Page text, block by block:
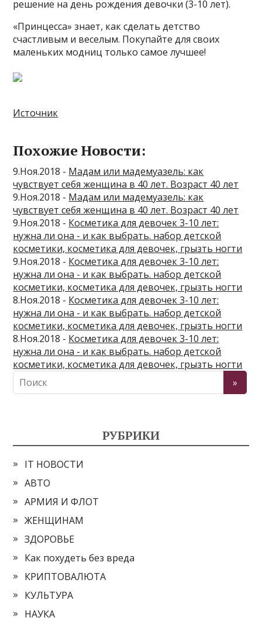
решение на день рождения девочки (3-10 лет).
«Принцесса» знает, как сделать детство
счастливым и веселым. Покупайте для своих
маленьких модниц только самое лучшее!
Источник
Похожие Новости:
9.Ноя.2018 - Мадам или мадемуазель: как
чувствует себя женщина в 40 лет. Возраст 40 лет
9.Ноя.2018 - Мадам или мадемуазель: как
чувствует себя женщина в 40 лет. Возраст 40 лет
9.Ноя.2018 - Косметика для девочек 3-10 лет:
нужна ли она - и как выбрать. набор детской
косметики, косметика для девочек, грызть ногти
9.Ноя.2018 - Косметика для девочек 3-10 лет:
нужна ли она - и как выбрать. набор детской
косметики, косметика для девочек, грызть ногти
8.Ноя.2018 - Косметика для девочек 3-10 лет:
нужна ли она - и как выбрать. набор детской
косметики, косметика для девочек, грызть ногти
8.Ноя.2018 - Косметика для девочек 3-10 лет:
нужна ли она - и как выбрать. набор детской
косметики, косметика для девочек, грызть ногти
РУБРИКИ
IT НОВОСТИ
АВТО
АРМИЯ И ФЛОТ
ЖЕНЩИНАМ
ЗДОРОВЬЕ
Как похудеть без вреда
КРИПТОВАЛЮТА
КУЛЬТУРА
НАУКА